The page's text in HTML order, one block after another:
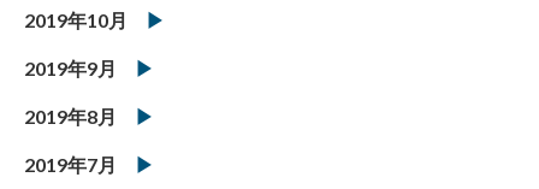
2019年10月
2019年9月
2019年8月
2019年7月